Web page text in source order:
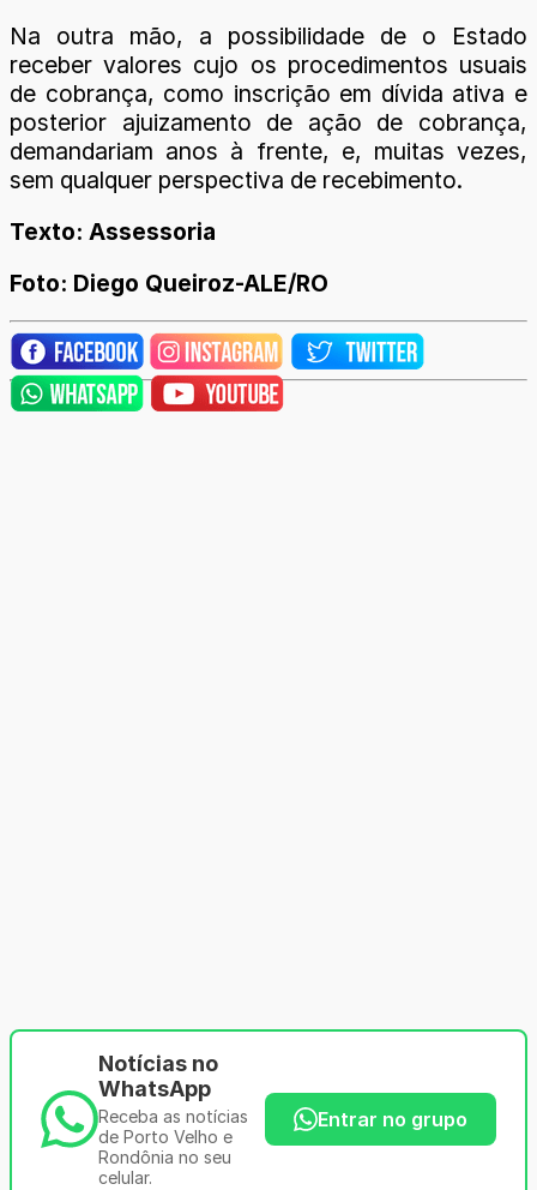
Na outra mão, a possibilidade de o Estado
receber valores cujo os procedimentos usuais
de cobrança, como inscrição em dívida ativa e
posterior ajuizamento de ação de cobrança,
demandariam anos à frente, e, muitas vezes,
sem qualquer perspectiva de recebimento.
Texto: Assessoria
Foto: Diego Queiroz-ALE/RO
Notícias no
WhatsApp
Receba as notícias
de Porto Velho e
Rondônia no seu
celular.
Entrar no grupo